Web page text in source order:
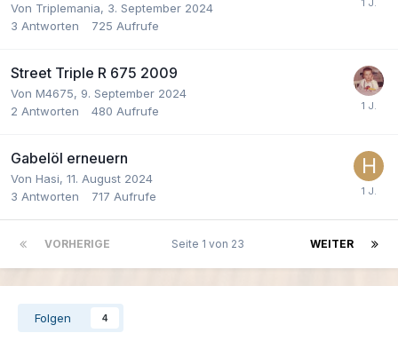
Von Triplemania, 3. September 2024
3 Antworten 725 Aufrufe
Street Triple R 675 2009
Von M4675, 9. September 2024
2 Antworten 480 Aufrufe
Gabelöl erneuern
Von Hasi, 11. August 2024
3 Antworten 717 Aufrufe
VORHERIGE WEITER
Seite 1 von 23
Folgen 4